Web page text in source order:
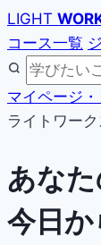
LIGHT
コース一覧
マイページ
ライトワー
あな
今日か